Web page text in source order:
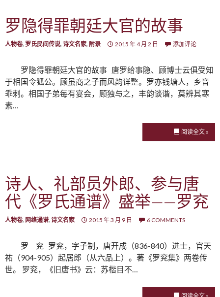
罗隐得罪朝廷大官的故事
人物卷, 罗氏民间传说, 诗文名家, 附录 2015 年 4 月 2 日 添加评论
罗隐得罪朝廷大官的故事 唐罗给事隐、顾博士云俱受知
于相国令狐公。顾虽商之子而风韵详整。罗亦钱塘人，乡音
乖剌。相国子弟每有宴会，顾独与之，丰韵谈谐，莫辨其寒
素…
阅读全文 »
诗人、礼部员外郎、参与唐
代《罗氏通谱》盛举——罗兖
人物卷, 网络通谱, 诗文名家 2015 年 3 月 9 日 6 COMMENTS
罗 兖 罗兖，字子制，唐开成（836-840）进士，官天
祐（904-905）起居郎（从六品上）。著《罗兖集》两卷传
世。 罗兖，《旧唐书》云：苏楷目不…